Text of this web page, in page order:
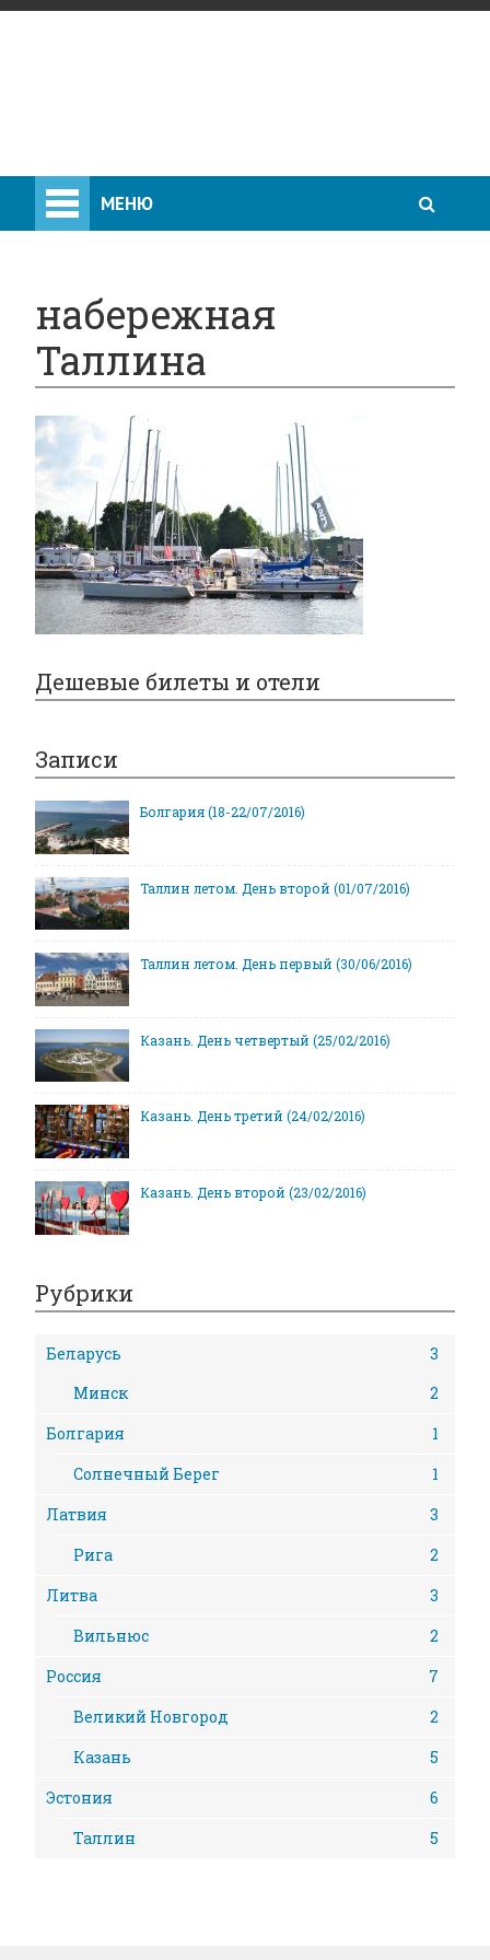
МЕНЮ
набережная
Таллина
Дешевые билеты и отели
Записи
Болгария (18-22/07/2016)
Таллин летом. День второй (01/07/2016)
Таллин летом. День первый (30/06/2016)
Казань. День четвертый (25/02/2016)
Казань. День третий (24/02/2016)
Казань. День второй (23/02/2016)
Рубрики
Беларусь
3
Минск
2
Болгария
1
Солнечный Берег
1
Латвия
3
Рига
2
Литва
3
Вильнюс
2
Россия
7
Великий Новгород
2
Казань
5
Эстония
6
Таллин
5